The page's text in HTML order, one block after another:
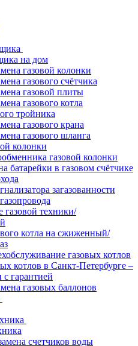
на дом
газовой колонки
газового счётчика
газовой плиты
газового котла
тройника
газового крана
газового шланга
колонки
газовой колонки
батарейки в газовом счётчике
загазованности
техники/
котла на сжиженный/
газовых котлов
котлов в Санкт-Петербурге –
гарантией
газовых баллонов
счетчиков воды